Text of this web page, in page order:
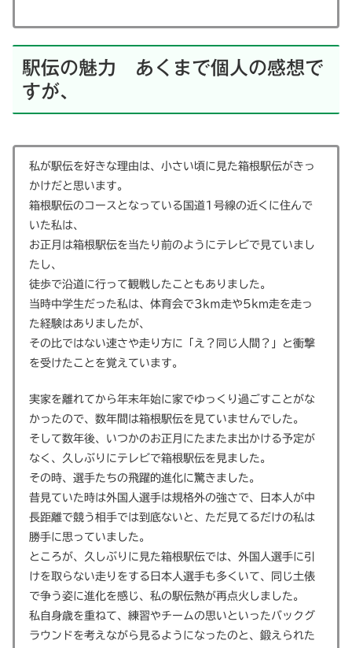
駅伝の魅力 あくまで個人の感想で
すが、
私が駅伝を好きな理由は、小さい頃に見た箱根駅伝がきっ
かけだと思います。
箱根駅伝のコースとなっている国道1号線の近くに住んで
いた私は、
お正月は箱根駅伝を当たり前のようにテレビで見ていまし
たし、
徒歩で沿道に行って観戦したこともありました。
当時中学生だった私は、体育会で3kｍ走や5km走を走っ
た経験はありましたが、
その比ではない速さや走り方に「え？同じ人間？」と衝撃
を受けたことを覚えています。
実家を離れてから年末年始に家でゆっくり過ごすことがな
かったので、数年間は箱根駅伝を見ていませんでした。
そして数年後、いつかのお正月にたまたま出かける予定が
なく、久しぶりにテレビで箱根駅伝を見ました。
その時、選手たちの飛躍的進化に驚きました。
昔見ていた時は外国人選手は規格外の強さで、日本人が中
長距離で競う相手では到底ないと、ただ見てるだけの私は
勝手に思っていました。
ところが、久しぶりに見た箱根駅伝では、外国人選手に引
けを取らない走りをする日本人選手も多くいて、同じ土俵
で争う姿に進化を感じ、私の駅伝熱が再点火しました。
私自身歳を重ねて、練習やチームの思いといったバックグ
ラウンドを考えながら見るようになったのと、鍛えられた